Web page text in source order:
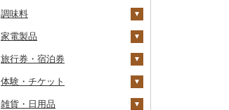
あか牛
宮崎牛
その他牛肉（精肉）
ふぐ
ブリ
ほっけ
その他鮮魚
その他果物
コーヒー豆
粉
ドリップ
飲料
茶葉・ティーバッグ
静岡茶
足柄茶
知覧茶
果汁飲料
りんごジュース
みかんジュース（オレ
紅茶
飲料
茶葉・ティーバッグ
その他飲料・ジュース
野菜ジュース
炭酸飲料
焼き菓子
プリン
ゼリー
チョコレート
カステラ
うどん
そば
パスタ
ひやむぎ
そうめん
惣菜
餃子
シュウマイ
コロッケ
その他惣菜
カレー・シチュー
カレー
シチュー
鍋
肉
魚
ピザ
レトルト
調味料
砂糖
塩
醤油
味噌
家電製品
季節・空調家電
キッチン家電
照明器具
旅行券・宿泊券
旅行券
JTBふるさと旅行クー
宿泊券
体験・チケット
PayPay商品券
雑貨・日用品